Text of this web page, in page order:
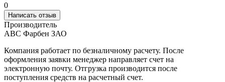
0
Написать отзыв
Производитель
АВС Фарбен ЗАО
Компания работает по безналичному расчету. После
оформления заявки менеджер направляет счет на
электронную почту. Отгрузка производится после
поступления средств на расчетный счет.